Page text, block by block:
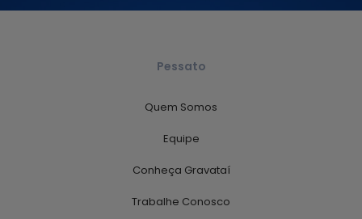
Pessato
Quem Somos
Equipe
Conheça Gravataí
Trabalhe Conosco